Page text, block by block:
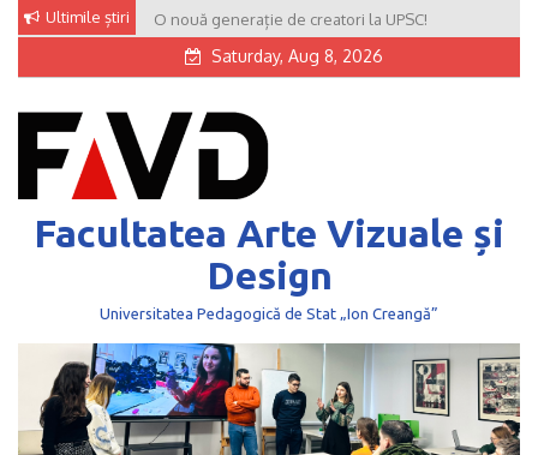
Skip
content
Ultimile știri O nouă generație de creatori la UPSC!
Saturday, Aug 8, 2026
Facultatea Arte Vizuale și
Design
Universitatea Pedagogică de Stat „Ion Creangă”